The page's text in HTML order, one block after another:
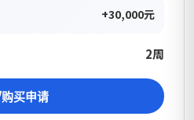
+30,000元
2周
购买申请